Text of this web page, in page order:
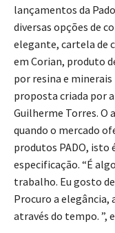
lançamentos da
diversas opções de
elegante, cartela de
em Corian, produto
por resina e minerais
proposta criada por
Guilherme Torres. O
quando o mercado
produtos PADO,
especificação. “É
trabalho. Eu gosto
Procuro a elegância,
através do tempo. ”,